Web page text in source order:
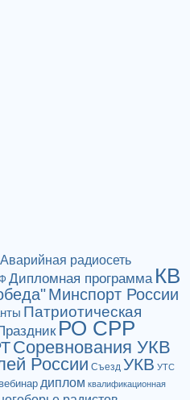
Аварийная радиосеть
Дипломная программа КВ
Минспорт России
Патриотическая
РО СРР
Соревнования УКВ
России Съезд УКВ УТС
вебинар диплом квалификационная